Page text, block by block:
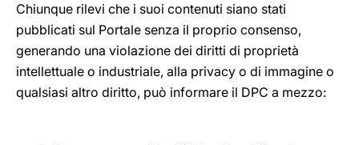
Chiunque rilevi che i suoi contenuti siano stati
pubblicati sul Portale senza il proprio consenso,
generando una violazione dei diritti di proprietà
intellettuale o industriale, alla privacy o di immagine o
qualsiasi altro diritto, può informare il DPC a mezzo: